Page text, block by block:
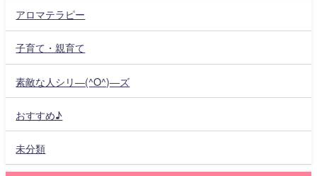
アロマテラピー
子育て・親育て
素敵な人シリ―(^O^)―ズ
おすすめ♪
未分類